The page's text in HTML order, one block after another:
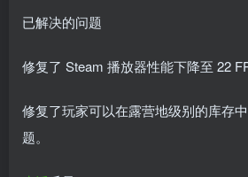
已解决的问题
修复了 Steam 播放器性能下降至 22
修复了玩家可以在露营地级别的库存
题。